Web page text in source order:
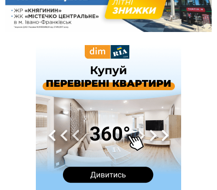
11:55
Вчора у Франківську, Коломиї, Долині та Яремче
зафіксували рекордну спеку
11:45
У Надвірній п'яна жінка побила малолітнього хлопчика: суд
У басейні Дністра встановилася гідрологічна посуха - рівні
води наблизилися до найнижчих показників
У Бурштині поблизу АЗС сталася масова бійка, поліція
з'ясовує обставини
ФОП із Житомира після купівлі права вимоги за 120
тисяч позивається до Франківська на понад 20 млн грн
У горах біля Осмолоди за допомогою БПЛА розшукали
двох жінок, які заблукали під час збирання ягід
У Франківську вперше прооперували немовля без
відкритої операції
На лінії зіткнення загинув керівник пошукового загону